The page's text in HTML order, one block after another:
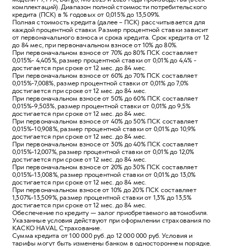
комплектаций). Диапазон полной стоимости потребительского
кредита (ПСК) в % годовых от 0,015% до 13,509%.
Полная стоимость кредита (далее – ПСК) рассчитывается для
каждой процентной ставки. Размер процентной ставки зависит
от первоначального взноса и срока кредита. Срок кредита от 12
до 84 мес, при первоначальном взносе от 10% до 80%.
При первоначальном взносе от 70% до 80% ПСК составляет
0,015%- 4,405%, размер процентной ставки от 0,01% до 4,4% -
достигается при сроке от 12 мес. до 84 мес.
При первоначальном взносе от 60% до 70% ПСК составляет
0,015%-7,008%, размер процентной ставки от 0,01% до 7,0%
достигается при сроке от 12 мес. до 84 мес.
При первоначальном взносе от 50% до 60% ПСК составляет
0,015%-9,503%, размер процентной ставки от 0,01% до 9,5%
достигается при сроке от 12 мес. до 84 мес.
При первоначальном взносе от 40% до 50% ПСК составляет
0,015%-10,908%, размер процентной ставки от 0,01% до 10,9%
достигается при сроке от 12 мес. до 84 мес.
При первоначальном взносе от 30% до 40% ПСК составляет
0,015%-12,007%, размер процентной ставки от 0,01% до 12,0%
достигается при сроке от 12 мес. до 84 мес.
При первоначальном взносе от 20% до 30% ПСК составляет
0,015%-13,008%, размер процентной ставки от 0,01% до 13,0%
достигается при сроке от 12 мес. до 84 мес.
При первоначальном взносе от 10% до 20% ПСК составляет
1,307%-13,509%, размер процентной ставки от 1,3% до 13,5%
достигается при сроке от 12 мес. до 84 мес.
Обеспечение по кредиту — залог приобретаемого автомобиля.
Указанные условия действуют при оформлении страхования по
КАСКО HAVAL Страхование.
Сумма кредита от 100 000 руб. до 12 000 000 руб. Условия и
тарифы могут быть изменены банком в одностороннем порядке.